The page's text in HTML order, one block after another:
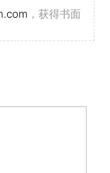
，获得书面